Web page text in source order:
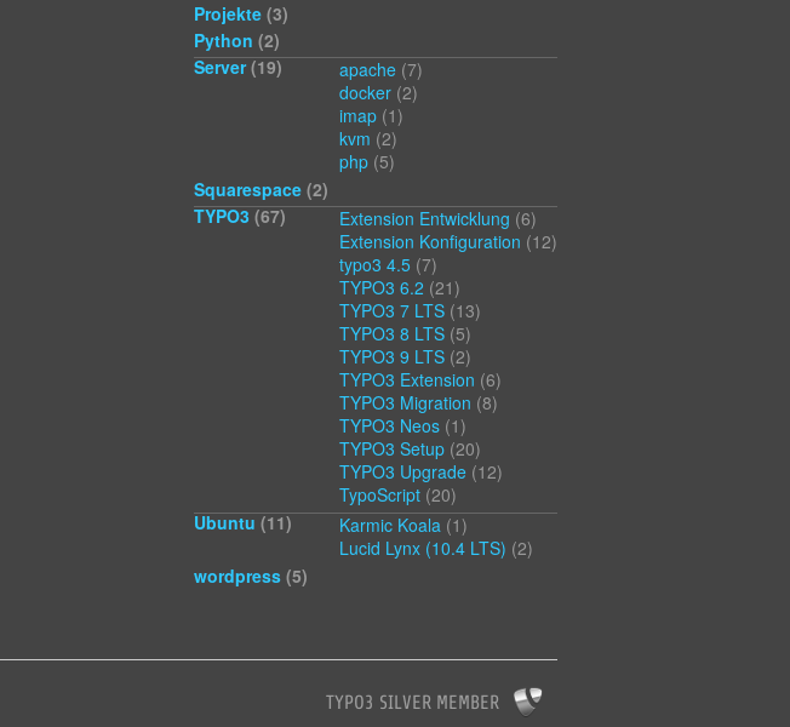
Projekte (3)
Python (2)
Server(19) apache (7)
docker (2)
imap (1)
kvm (2)
php (5)
Squarespace (2)
TYPO3 (67) Extension Entwicklung (6)
Extension Konfiguration (12)
typo3 4.5 (7)
TYPO3 6.2 (21)
TYPO3 7 LTS (13)
TYPO3 8 LTS (5)
TYPO3 9 LTS (2)
TYPO3 Extension (6)
TYPO3 Migration (8)
TYPO3 Neos (1)
TYPO3 Setup (20)
TYPO3 Upgrade (12)
TypoScript (20)
Ubuntu (11) Karmic Koala (1)
Lucid Lynx (10.4 LTS) (2)
wordpress (5)